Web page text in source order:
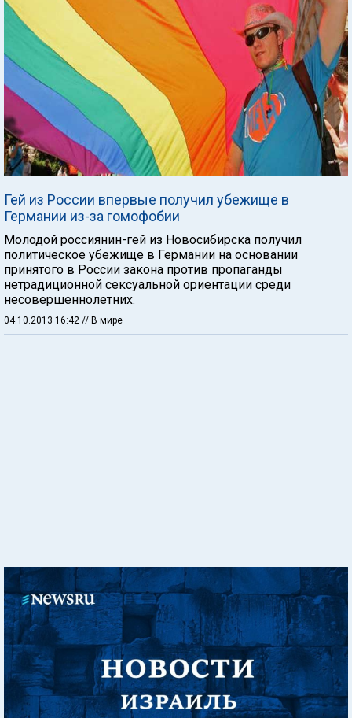
Гей из России впервые получил убежище в
Германии из-за гомофобии
Молодой россиянин-гей из Новосибирска получил
политическое убежище в Германии на основании
принятого в России закона против пропаганды
нетрадиционной сексуальной ориентации среди
несовершеннолетних.
04.10.2013 16:42 // В мире